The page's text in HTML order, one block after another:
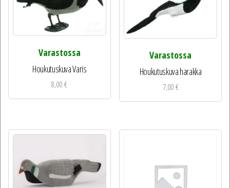
Varastossa
Houkutuskuva Varis
8,00€
Varastossa
Houkutuskuva harakka
7,00€